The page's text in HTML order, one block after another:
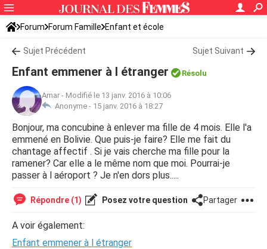
Forum Forum Famille Enfant et école
Sujet Précédent Sujet Suivant
Enfant emmener à l étranger Résolu
Amar - Modifié le 13 janv. 2016 à 10:06
Anonyme - 15 janv. 2016 à 18:27
Bonjour, ma concubine à enlever ma fille de 4 mois. Elle l'a
emmené en Bolivie. Que puis-je faire? Elle me fait du
chantage affectif . Si je vais cherche ma fille pour la
ramener? Car elle a le même nom que moi. Pourrai-je
passer à l aéroport ? Je n'en dors plus.....
Répondre (1) Posez votre question Partager
A voir également:
Enfant emmener à l étranger